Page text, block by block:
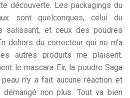
découverte. Les packagings du
sont quelconques, celui du
salissant, et ceux des poudres
dehors du correcteur qui ne m’a
autres produits me plaisent.
le mascara Eir, la poudre Saga
n’y a fait aucune réaction et
démangé non plus. Tout va bien